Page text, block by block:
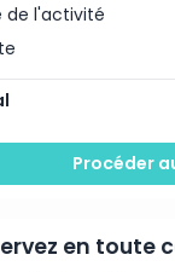
de l'activité
Procéder
en toute